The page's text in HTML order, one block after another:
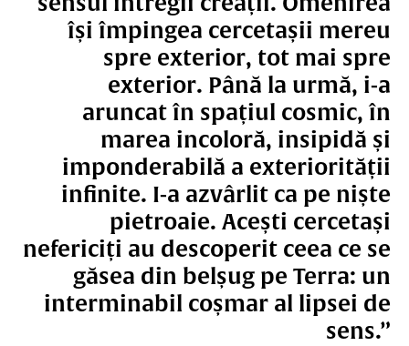
își împingea cercetașii mereu
spre exterior, tot mai spre
exterior. Până la urmă, i-a
aruncat în spațiul cosmic, în
marea incoloră, insipidă și
imponderabilă a exteriorității
infinite. I-a azvârlit ca pe niște
pietroaie. Acești cercetași
nefericiți au descoperit ceea ce se
găsea din belșug pe Terra: un
interminabil coșmar al lipsei de
sens.”